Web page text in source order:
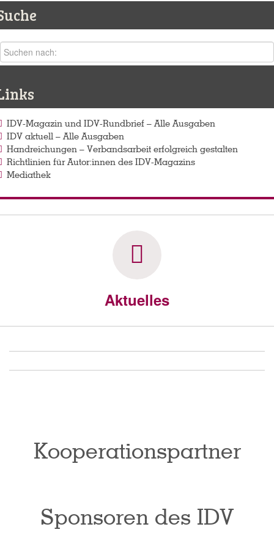
IDV-Magazin und IDV-Rundbrief – Alle Ausgaben
IDV aktuell – Alle Ausgaben
Handreichungen – Verbandsarbeit erfolgreich gestalten
Richtlinien für Autor:innen des IDV-Magazins
Mediathek
Aktuelles
Kooperationspartner
Sponsoren des IDV